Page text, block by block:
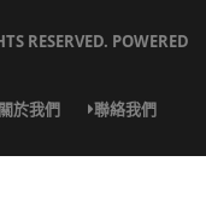
RESERVED. POWERED
關於我們 聯絡我們